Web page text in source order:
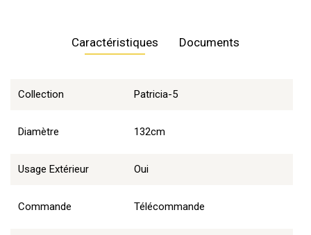
Caractéristiques
Collection Patricia-5
Diamètre 132cm
Usage Extérieur Oui
Commande Télécommande
Documents